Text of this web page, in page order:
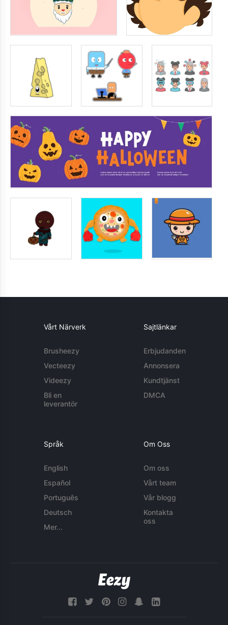
Vårt Närverk
Brusheezy
Vecteezy
Videezy
Bli en
leverantör
Sajtlänkar
Erbjudanden
Annonsera
Kundtjänst
DMCA
Språk
English
Español
Português
Deutsch
Mer...
Om Oss
Om oss
Vårt team
Vår blogg
Kontakta
oss